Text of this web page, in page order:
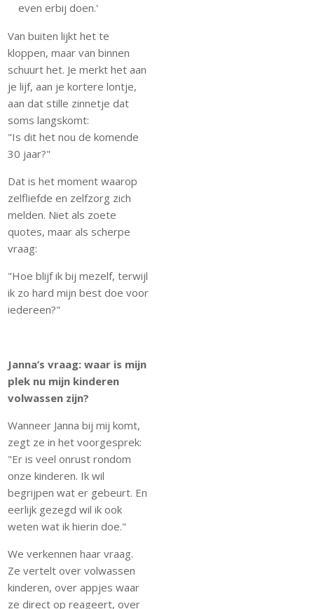
even erbij doen.'
Van buiten lijkt het te
kloppen, maar van binnen
schuurt het. Je merkt het aan
je lijf, aan je kortere lontje,
aan dat stille zinnetje dat
soms langskomt:
"Is dit het nou de komende
30 jaar?"
Dat is het moment waarop
zelfliefde en zelfzorg zich
melden. Niet als zoete
quotes, maar als scherpe
vraag:
"Hoe blijf ik bij mezelf, terwijl
ik zo hard mijn best doe voor
iedereen?"
Janna’s vraag: waar is mijn
plek nu mijn kinderen
volwassen zijn?
Wanneer Janna bij mij komt,
zegt ze in het voorgesprek:
"Er is veel onrust rondom
onze kinderen. Ik wil
begrijpen wat er gebeurt. En
eerlijk gezegd wil ik ook
weten wat ik hierin doe."
We verkennen haar vraag.
Ze vertelt over volwassen
kinderen, over appjes waar
ze direct op reageert, over